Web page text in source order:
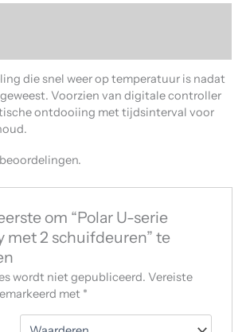
die snel weer op temperatuur is nadat
Voorzien van digitale controller
ontdooiing met tijdsinterval voor
om “Polar U-serie
met 2 schuifdeuren” te
wordt niet gepubliceerd. Vereiste
met *